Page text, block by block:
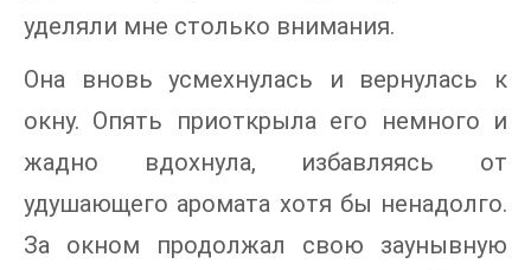
уделяли мне столько внимания.
Она вновь усмехнулась и вернулась к
окну. Опять приоткрыла его немного и
жадно вдохнула, избавляясь от
удушающего аромата хотя бы ненадолго.
За окном продолжал свою заунывную